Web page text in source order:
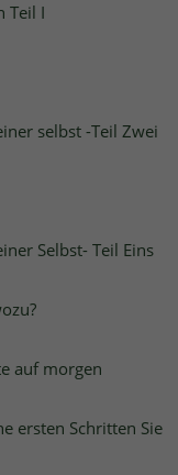
Teil I
selbst -Teil Zwei
Selbst- Teil Eins
auf morgen
ersten Schritten Sie